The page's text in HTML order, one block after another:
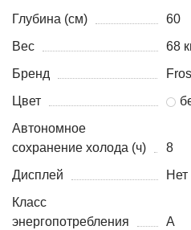
Глубина (см)
60
Вес
68
Бренд
Цвет
Автономное
сохранение холода (ч)
8
Дисплей
Нет
Класс
энергопотребления
A